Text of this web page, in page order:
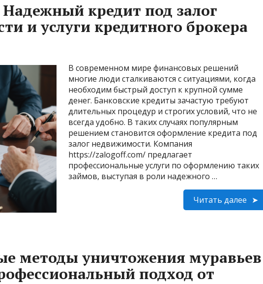
кредит под залог
и услуги кредитного брокера
В современном мире финансовых решений
многие люди сталкиваются с ситуациями, когда
необходим быстрый доступ к крупной сумме
денег. Банковские кредиты зачастую требуют
длительных процедур и строгих условий, что не
всегда удобно. В таких случаях популярным
решением становится оформление кредита под
залог недвижимости. Компания
https://zalogoff.com/ предлагает
профессиональные услуги по оформлению таких
займов, выступая в роли надежного …
Читать далее
методы уничтожения муравьев
подход от